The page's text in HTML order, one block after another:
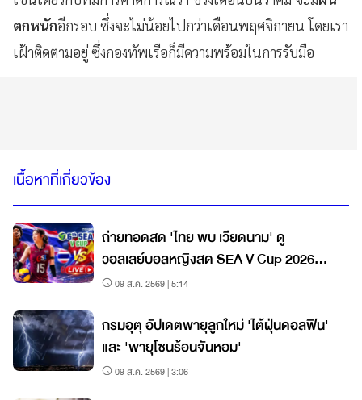
ตกหนักอีกรอบ ซึ่งจะไม่น้อยไปกว่าเดือนพฤศจิกายน โดยเรา
เฝ้าติดตามอยู่ ซึ่งกองทัพเรือก็มีความพร้อมในการรับมือ
เนื้อหาที่เกี่ยวข้อง
ถ่ายทอดสด 'ไทย พบ เวียดนาม' ดู
วอลเลย์บอลหญิงสด SEA V Cup 2026
สนาม 2
09 ส.ค. 2569 | 5:14
กรมอุตุ อัปเดตพายุลูกใหม่ 'ไต้ฝุ่นดอลฟิน'
และ 'พายุโซนร้อนจันหอม'
09 ส.ค. 2569 | 3:06